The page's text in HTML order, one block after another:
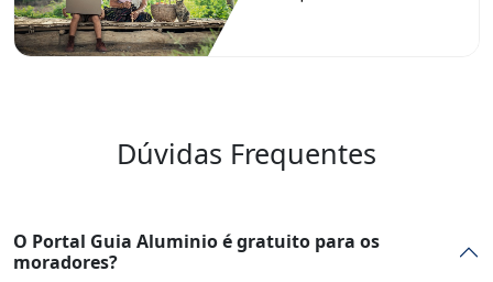
Dúvidas Frequentes
O Portal Guia Aluminio é gratuito para os
moradores?